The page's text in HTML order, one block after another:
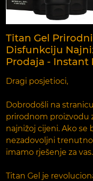
Titan Gel
Disfunkciju
Prodaja - Instant
Dragi posjetioci,
Dobrodošli na
prirodnom proizvodu
najnižoj cijeni. Ako
nezadovoljni
imamo rješenje za vas.
Titan Gel je